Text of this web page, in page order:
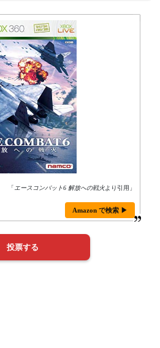
「 エースコンバット6 解放への戦火より引用」
Amazon で検索 ▶